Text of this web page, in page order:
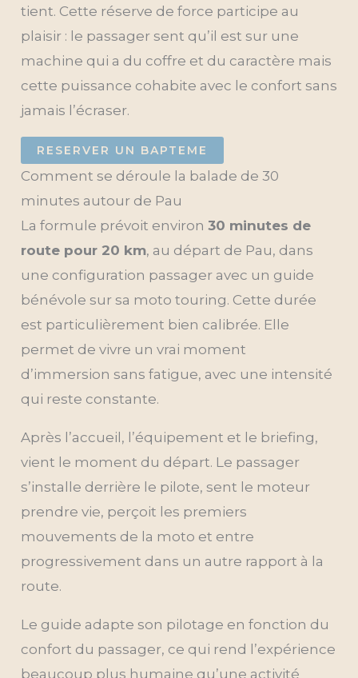
tient. Cette réserve de force participe au
plaisir : le passager sent qu’il est sur une
machine qui a du coffre et du caractère mais
cette puissance cohabite avec le confort sans
jamais l’écraser.
RESERVER UN BAPTEME
Comment se déroule la balade de 30
minutes autour de Pau
La formule prévoit environ 30 minutes de
route pour 20 km, au départ de Pau, dans
une configuration passager avec un guide
bénévole sur sa moto touring. Cette durée
est particulièrement bien calibrée. Elle
permet de vivre un vrai moment
d’immersion sans fatigue, avec une intensité
qui reste constante.
Après l’accueil, l’équipement et le briefing,
vient le moment du départ. Le passager
s’installe derrière le pilote, sent le moteur
prendre vie, perçoit les premiers
mouvements de la moto et entre
progressivement dans un autre rapport à la
route.
Le guide adapte son pilotage en fonction du
confort du passager, ce qui rend l’expérience
beaucoup plus humaine qu’une activité